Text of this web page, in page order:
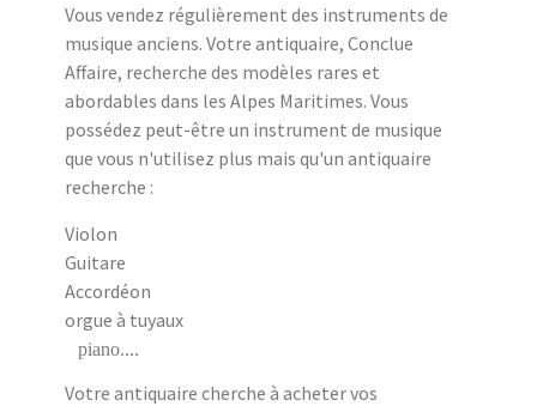
Vous vendez régulièrement des instruments de
musique anciens. Votre antiquaire, Conclue
Affaire, recherche des modèles rares et
abordables dans les Alpes Maritimes. Vous
possédez peut-être un instrument de musique
que vous n'utilisez plus mais qu'un antiquaire
recherche :
Violon
Guitare
Accordéon
orgue à tuyaux
piano....
Votre antiquaire cherche à acheter vos